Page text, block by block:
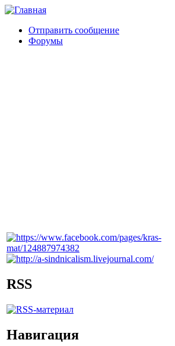
Отправить сообщение
Форумы
RSS
Навигация